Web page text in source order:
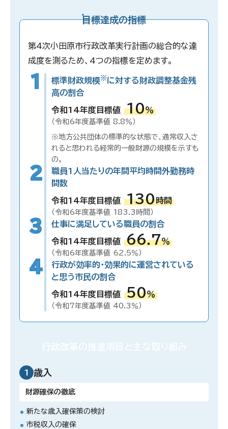
目標達成の指標
第4次小田原市行政改革実行計画の総合的な達
成度を測るため、4つの指標を定めます。
1 標準財政規模※に対する財政調整基金残
高の割合
令和14年度目標値 10％
（令和6年度基準値 8.8％）
※地方公共団体の標準的な状態で、通常収入さ
れると思われる経常的一般財源の規模を示すも
の。
2
職員1人当たりの年間平均時間外勤務時
間数
令和14年度目標値 130時間
（令和6年度基準値 183.3時間）
3 仕事に満足している職員の割合
令和14年度目標値 66.7％
（令和6年度基準値 62.5％）
4
行政が効率的・効果的に運営されている
と思う市民の割合
令和14年度目標値 50％
（令和7年度基準値 40.3％）
行政改革の推進項目と主な取り組み
1 歳入
財源確保の徹底
新たな歳入確保策の検討
市税収入の確保